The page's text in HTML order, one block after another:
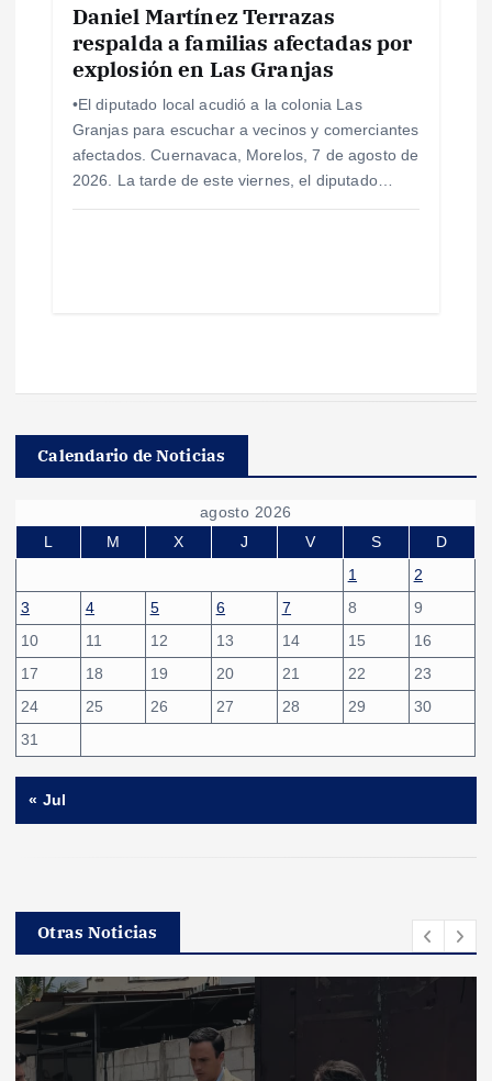
Daniel Martínez Terrazas
respalda a familias afectadas por
explosión en Las Granjas
•El diputado local acudió a la colonia Las
Granjas para escuchar a vecinos y comerciantes
afectados. Cuernavaca, Morelos, 7 de agosto de
2026. La tarde de este viernes, el diputado…
Calendario de Noticias
agosto 2026
L
M X J V S
D
1
2
3
4 5 6 7 8
9
10
11 12 13 14 15
16
17
18 19 20 21 22
23
24
25 26 27 28 29
30
31
« Jul
Otras Noticias